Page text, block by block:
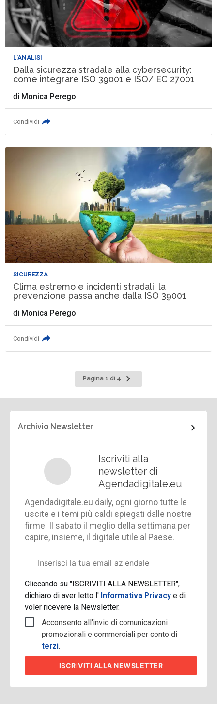
L'ANALISI
Dalla sicurezza stradale alla cybersecurity:
come integrare ISO 39001 e ISO/IEC 27001
di Monica Perego
Condividi
SICUREZZA
Clima estremo e incidenti stradali: la
prevenzione passa anche dalla ISO 39001
di Monica Perego
Condividi
Pagina 1 di 4
Pagina
successiva
Archivio Newsletter
Iscriviti alla
newsletter di
Agendadigitale.eu
Agendadigitale.eu daily, ogni giorno tutte le
uscite e i temi più caldi spiegati dalle nostre
firme. Il sabato il meglio della settimana per
capire, insieme, il digitale utile al Paese.
aziendale
Cliccando su "ISCRIVITI ALLA NEWSLETTER",
dichiaro di aver letto l'Informativa Privacy e di
voler ricevere la Newsletter.
Acconsento all'invio di comunicazioni
promozionali e commerciali per conto di
terzi.
ISCRIVITI ALLA NEWSLETTER